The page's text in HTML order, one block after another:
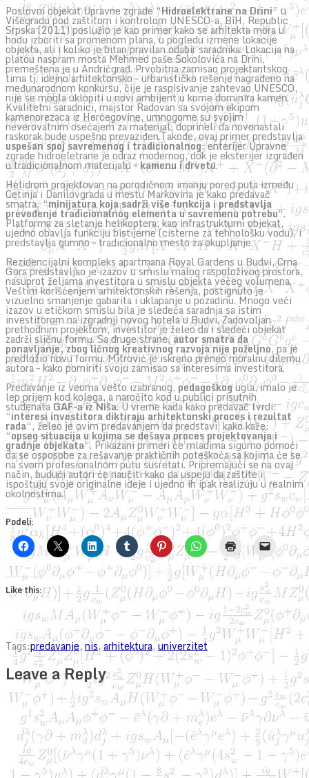
Poslovni objekat Upravne zgrade “Hidroelektrane na Drini” u
Višegradu pod zaštitom i kontrolom UNESCO-a, BiH, Republic
Srpska (2011) poslužio je kao primer kako se arhitekta mora u
hodu izboriti sa promenom plana, u pogledu izmene lokacije
objekta, ali i koliko je bitan pravilan odabir saradnika. Lokacija na
platou naspram mosta Mehmed paše Sokolovića na Drini,
premeštena je u Andrićgrad. Prvobitna zamisao projektantskog
tima tj. idejno arhitektonsko – urbanističko rešenje nagrađeno na
međunarodnom konkursu, čije je raspisivanje zahtevao UNESCO,
nije se mogla uklopiti u novi ambijent u kome dominira kamen.
Kvalitetni saradnici, majstor Radovan sa svojom ekipom
kamenorezaca iz Hercegovine, umnogome su svojim
neverovatnim osećajem za materijal, doprineli da novonastali
raskorak bude uspešno prevaziđen.Takođe, ovaj primer predstavlja
uspešan spoj savremenog i tradicionalnog: enterijer Upravne
zgrade hidroeletrane je odraz modernog, dok je eksterijer izgrađen
u tradicionalnom materijalu –kamenu i drvetu.
Helidrom projektovan na porodičnom imanju pored puta između
Cetinja i Danilovgrada u mestu Markovina je kako predavač
smatra: “minijatura koja sadrži više funkcija i predstavlja
prevođenje tradicionalnog elementa u savremenu potrebu“.
Platforma za sletanje helikoptera, kao infrastrukturni objekat,
ujedno obavlja funkciju bistijerne (cisterne za tehnološku vodu), i
predstavlja gumno – tradicionalno mesto za okupljanje.
Rezidencijalni kompleks apartmana Royal Gardens u Budvi, Crna
Gora predstavljao je izazov u smislu malog raspoloživog prostora,
nasuprot željama investitora u smislu objekta većeg volumena.
Veštim korišćenjem arhitektonskih rešenja, postignuto je
vizuelno smanjenje gabarita i uklapanje u pozadinu. Mnogo veći
izazov u etičkom smislu bila je sledeća saradnja sa istim
investitorom na izgradnji novog hotela u Budvi. Zadovoljan
prethodnim projektom, investitor je želeo da i sledeći objekat
zadrži sličnu formu. Sa druge strane,autor smatra da
ponavljanje, zbog ličnog kreativnog razvoja nije poželjno, pa je
predložio novu formu. Mitrović je iskreno preneo moralnu dilemu
autora – kako pomiriti svoju zamisao sa interesima investitora.
Predavanje iz veoma vešto izabranog, pedagoškogugla, imalo je
lep prijem kod kolega, a naročito kod u publici prisutnih
studenataGAF-a iz Niša. U vreme kada kako predavač tvrdi:
“interesi investitora diktiraju arhitektonski proces i rezultat
rada“, želeo je ovim predavanjem da predstavi, kako kaže:
“opseg situacija u kojima se dešava proces projektovanja i
gradnje objekata“. Prikazani primeri će mladima sigurno pomoći
da se osposobe za rešavanje praktičnih poteškoća sa kojima će se
na svom profesionalnom putu susretati. Pripremajući se na ovaj
način, budući autori će naučiti kako da uspeju da zaštite i
ispoštuju svoje originalne ideje i ujedno ih ipak realizuju u realnim
okolnostima.
Podeli:
Like this:
Tags:predavanje,nis,arhitektura,univerzitet
Leave a Reply